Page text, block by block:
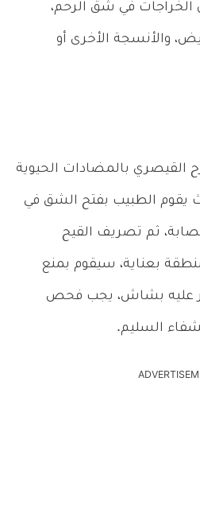
الخراجات في شق الرحم،
والأنسجة الأخرى أو
القيصري بالمضادات الحيوية
يقوم الطبيب بفتح الشق في
ثم تصريف القيح
بعناية، سيقوم بمنع
عليه بشاش، يجب فحص
السليم.